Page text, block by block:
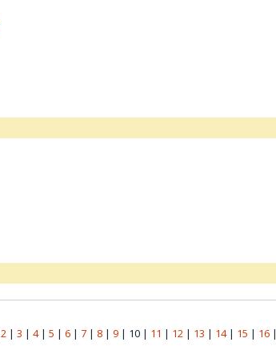
2 | 3 | 4 | 5 | 6 | 7 | 8 | 9 | 10 | 11 | 12 | 13 | 14 | 15 | 16 |